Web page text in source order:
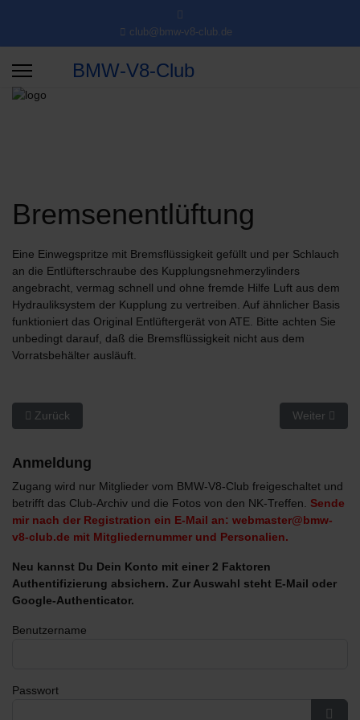
club@bmw-v8-club.de
BMW-V8-Club
Bremsenentlüftung
Eine Einwegspritze mit Bremsflüssigkeit gefüllt und per Schlauch
an die Entlüfterschraube des Kupplungsnehmerzylinders
angebracht, vermag schnell und ohne fremde Hilfe Luft aus dem
Hydrauliksystem der Kupplung zu vertreiben. Auf ähnlicher Basis
funktioniert das Original Entlüftergerät von ATE. Bitte achten Sie
unbedingt darauf, daß die Bremsflüssigkeit nicht aus dem
Vorratsbehälter ausläuft.
Vorheriger Beitrag: Blinkerschalter Reparatur
Zurück Nächster
Weiter
Anmeldung
Zugang wird nur Mitglieder vom BMW-V8-Club freigeschaltet und
betrifft das Club-Archiv und die Fotos von den NK-Treffen. Sende
mir nach der Registration ein E-Mail an: webmaster@bmw-
v8-club.de mit Mitgliedernummer und Personalien.
Neu kannst Du Dein Konto mit einer 2 Faktoren
Authentifizierung absichern. Zur Auswahl steht E-Mail oder
Google-Authenticator.
Benutzername
Passwort